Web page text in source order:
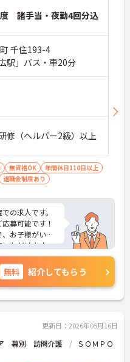
諸手当・夜勤4回分込
千住193-4
駅」バス・車20分
修（ヘルパー2級）以上
無資格OK
年間休日110日以上
退職金制度あり
の求人です。
募可能です！
お子様がいら
ただけます。
っかりとお給与
わせくださ
無料 紹介してもらう
更新日：2026年05月16日
ア 幕別 訪問介護
ＳＯＭＰＯ